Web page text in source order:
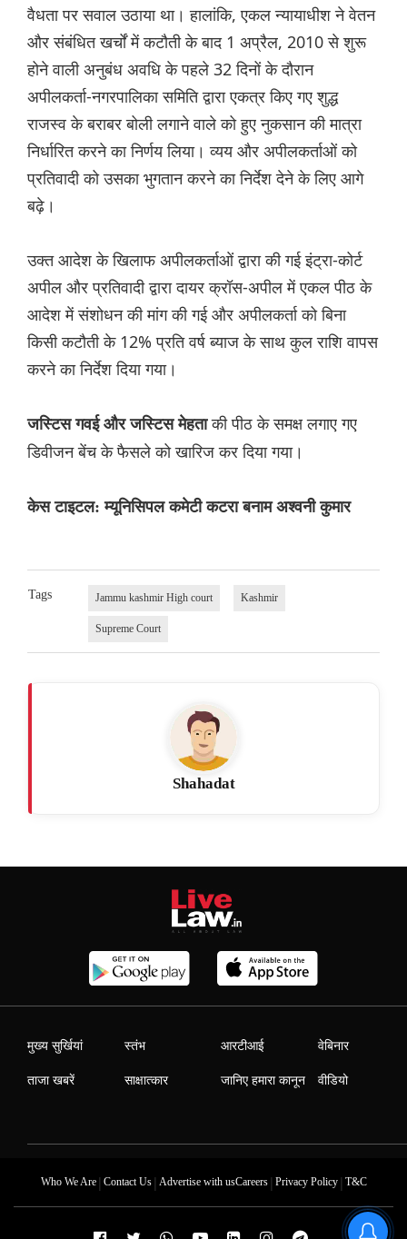
वैधता पर सवाल उठाया था। हालांकि, एकल न्यायाधीश ने वेतन
और संबंधित खर्चों में कटौती के बाद 1 अप्रैल, 2010 से शुरू
होने वाली अनुबंध अवधि के पहले 32 दिनों के दौरान
अपीलकर्ता-नगरपालिका समिति द्वारा एकत्र किए गए शुद्ध
राजस्व के बराबर बोली लगाने वाले को हुए नुकसान की मात्रा
निर्धारित करने का निर्णय लिया। व्यय और अपीलकर्ताओं को
प्रतिवादी को उसका भुगतान करने का निर्देश देने के लिए आगे
बढ़े।
उक्त आदेश के खिलाफ अपीलकर्ताओं द्वारा की गई इंट्रा-कोर्ट
अपील और प्रतिवादी द्वारा दायर क्रॉस-अपील में एकल पीठ के
आदेश में संशोधन की मांग की गई और अपीलकर्ता को बिना
किसी कटौती के 12% प्रति वर्ष ब्याज के साथ कुल राशि वापस
करने का निर्देश दिया गया।
जस्टिस गवई और जस्टिस मेहताकी पीठ के समक्ष लगाए गए
डिवीजन बेंच के फैसले को खारिज कर दिया गया।
केस टाइटल: म्यूनिसिपल कमेटी कटरा बनाम अश्वनी कुमार
Tags Jammu kashmir High court Kashmir
Supreme Court
Shahadat
मुख्य सुर्खियां
ताजा खबरें
स्तंभ
साक्षात्कार
आरटीआई
जानिए हमारा कानून
वेबिनार
वीडियो
Who We Are| Contact Us| Advertise with usCareers| Privacy Policy| T&C